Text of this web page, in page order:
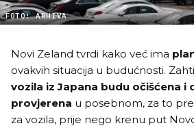
FOTO: ARHIVA
Novi Zeland tvrdi kako već ima
ovakvih situacija u budućnosti.
vozila iz Japana budu očišćena i
provjerena u posebnom, za to
za vozila, prije nego krenu put